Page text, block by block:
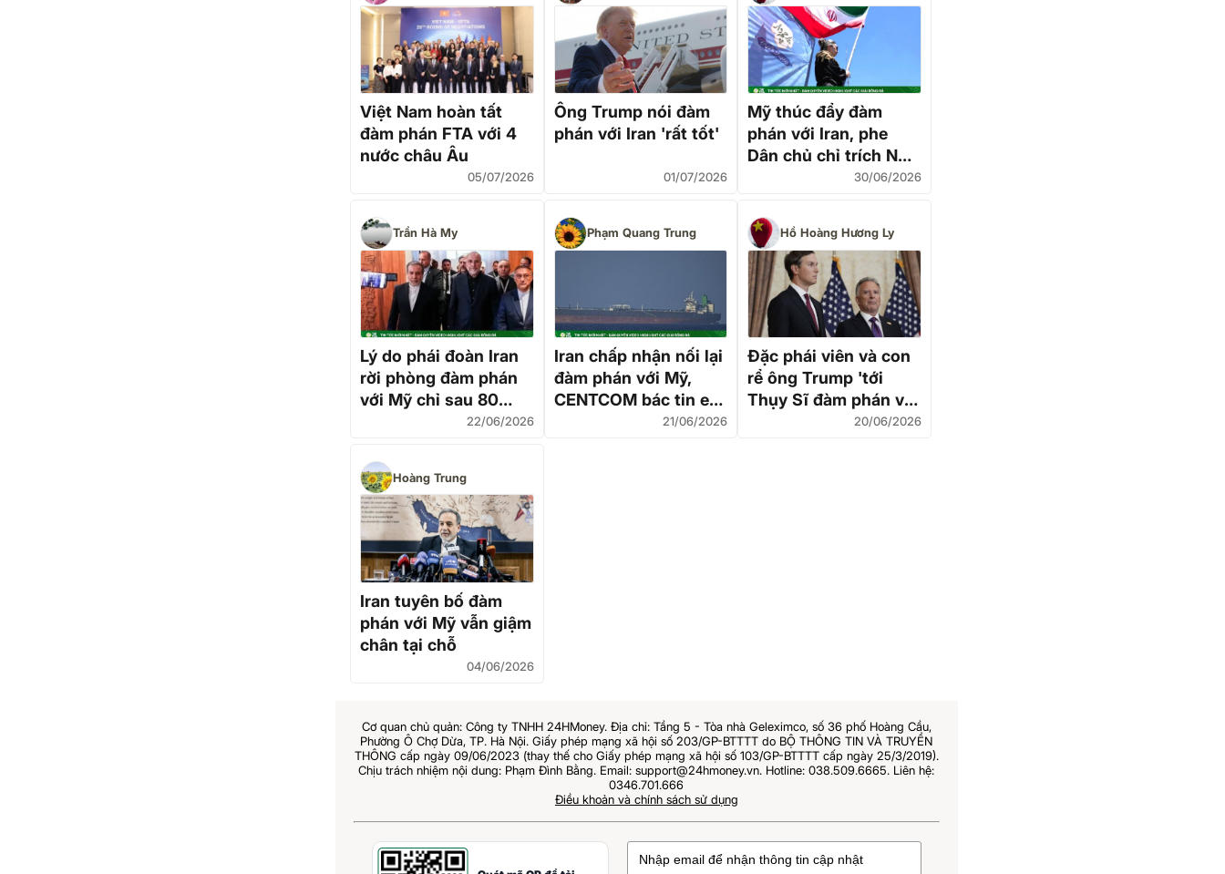
Việt Nam hoàn tất
đàm phán FTA với 4
nước châu Âu
05/07/2026
Ông Trump nói đàm
phán với Iran 'rất tốt'
01/07/2026
Mỹ thúc đẩy đàm
phán với Iran, phe
Dân chủ chỉ trích Nhà
Trắng "thiếu minh
30/06/2026
Trần Hà My
Lý do phái đoàn Iran
rời phòng đàm phán
với Mỹ chỉ sau 80
22/06/2026
Phạm Quang Trung
Iran chấp nhận nối lại
đàm phán với Mỹ,
CENTCOM bác tin eo
biển Hormuz bị đóng
21/06/2026
Hồ Hoàng Hương Ly
Đặc phái viên và con
rể ông Trump 'tới
Thụy Sĩ đàm phán với
20/06/2026
Hoàng Trung
Iran tuyên bố đàm
phán với Mỹ vẫn giậm
chân tại chỗ
04/06/2026
Cơ quan chủ quản: Công ty TNHH 24HMoney. Địa chỉ: Tầng 5 - Tòa nhà Geleximco, số 36 phố Hoàng Cầu,
Phường Ô Chợ Dừa, TP. Hà Nội. Giấy phép mạng xã hội số 203/GP-BTTTT do BỘ THÔNG TIN VÀ TRUYỀN
THÔNG cấp ngày 09/06/2023 (thay thế cho Giấy phép mạng xã hội số 103/GP-BTTTT cấp ngày 25/3/2019).
Chịu trách nhiệm nội dung: Phạm Đình Bằng. Email: support@24hmoney.vn. Hotline: 038.509.6665. Liên hệ:
0346.701.666
Điều khoản và chính sách sử dụng